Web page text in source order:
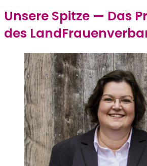
Unsere Spitze — Das
des